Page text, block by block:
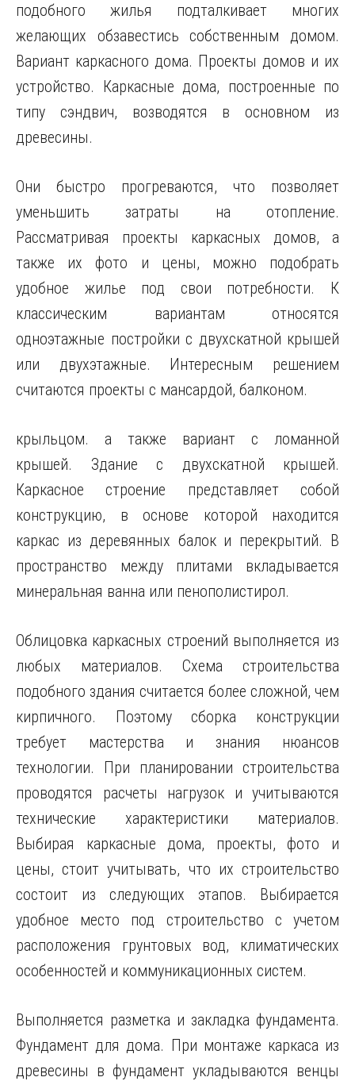
подобного жилья подталкивает многих
желающих обзавестись собственным домом.
Вариант каркасного дома. Проекты домов и их
устройство. Каркасные дома, построенные по
типу сэндвич, возводятся в основном из
древесины.
Они быстро прогреваются, что позволяет
уменьшить затраты на отопление.
Рассматривая проекты каркасных домов, а
также их фото и цены, можно подобрать
удобное жилье под свои потребности. К
классическим вариантам относятся
одноэтажные постройки с двухскатной крышей
или двухэтажные. Интересным решением
считаются проекты с мансардой, балконом.
крыльцом. а также вариант с ломанной
крышей. Здание с двухскатной крышей.
Каркасное строение представляет собой
конструкцию, в основе которой находится
каркас из деревянных балок и перекрытий. В
пространство между плитами вкладывается
минеральная ванна или пенополистирол.
Облицовка каркасных строений выполняется из
любых материалов. Схема строительства
подобного здания считается более сложной, чем
кирпичного. Поэтому сборка конструкции
требует мастерства и знания нюансов
технологии. При планировании строительства
проводятся расчеты нагрузок и учитываются
технические характеристики материалов.
Выбирая каркасные дома, проекты, фото и
цены, стоит учитывать, что их строительство
состоит из следующих этапов. Выбирается
удобное место под строительство с учетом
расположения грунтовых вод, климатических
особенностей и коммуникационных систем.
Выполняется разметка и закладка фундамента.
Фундамент для дома. При монтаже каркаса из
древесины в фундамент укладываются венцы